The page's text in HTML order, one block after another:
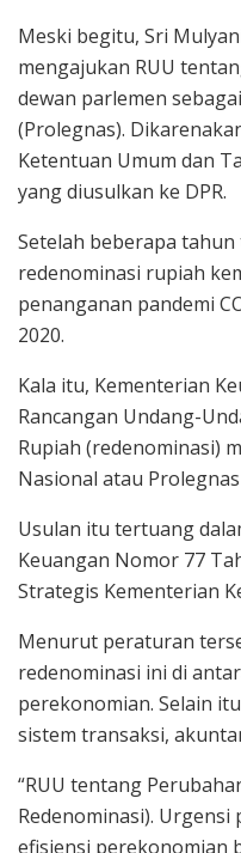
Meski begitu, Sri
mengajukan RUU
dewan parlemen
(Prolegnas).
Ketentuan Umum dan
yang diusulkan ke DPR.
Setelah beberapa
redenominasi rupiah
penanganan pandemi
2020.
Kala itu, Kementerian
Rancangan Undang-
Rupiah (redenominasi)
Nasional atau
Usulan itu tertuang
Keuangan Nomor 77
Strategis Kementerian
Menurut peraturan
redenominasi ini di
perekonomian. Selain
sistem transaksi,
“RUU tentang
Redenominasi).
efisiensi perekonomian